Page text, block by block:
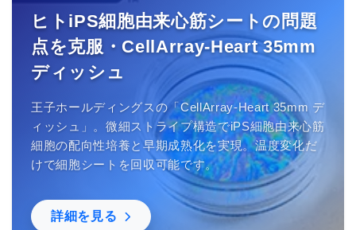
ヒトiPS細胞由来心筋シートの問題
点を克服・CellArray-Heart 35mm
ディッシュ
王子ホールディングスの「CellArray-Heart 35mm デ
ィッシュ」。微細ストライプ構造でiPS細胞由来心筋
細胞の配向性培養と早期成熟化を実現。温度変化だ
けで細胞シートを回収可能です。
詳細を見る